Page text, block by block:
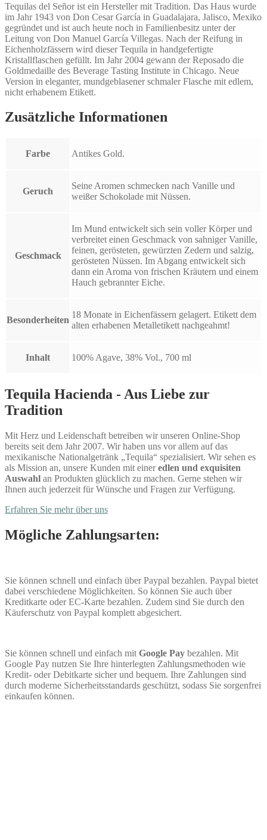
Tequilas del Señor ist ein Hersteller mit Tradition. Das Haus wurde
im Jahr 1943 von Don Cesar García in Guadalajara, Jalisco, Mexiko
gegründet und ist auch heute noch in Familienbesitz unter der
Leitung von Don Manuel García Villegas. Nach der Reifung in
Eichenholzfässern wird dieser Tequila in handgefertigte
Kristallflaschen gefüllt. Im Jahr 2004 gewann der Reposado die
Goldmedaille des Beverage Tasting Institute in Chicago. Neue
Version in eleganter, mundgeblasener schmaler Flasche mit edlem,
nicht erhabenem Etikett.
Zusätzliche Informationen
Farbe Antikes Gold.
Geruch
Seine Aromen schmecken nach Vanille und
weißer Schokolade mit Nüssen.
Geschmack
Im Mund entwickelt sich sein voller Körper und
verbreitet einen Geschmack von sahniger Vanille,
feinen, gerösteten, gewürzten Zedern und salzig,
gerösteten Nüssen. Im Abgang entwickelt sich
dann ein Aroma von frischen Kräutern und einem
Hauch gebrannter Eiche.
Besonderheiten
18 Monate in Eichenfässern gelagert. Etikett dem
alten erhabenen Metalletikett nachgeahmt!
Inhalt 100% Agave, 38% Vol., 700 ml
Tequila Hacienda - Aus Liebe zur
Tradition
Mit Herz und Leidenschaft betreiben wir unseren Online-Shop
bereits seit dem Jahr 2007. Wir haben uns vor allem auf das
mexikanische Nationalgetränk „Tequila“ spezialisiert. Wir sehen es
als Mission an, unsere Kunden mit eineredlen und exquisiten
Auswahl an Produkten glücklich zu machen. Gerne stehen wir
Ihnen auch jederzeit für Wünsche und Fragen zur Verfügung.
Erfahren Sie mehr über uns
Mögliche Zahlungsarten:
Sie können schnell und einfach über Paypal bezahlen. Paypal bietet
dabei verschiedene Möglichkeiten. So können Sie auch über
Kreditkarte oder EC-Karte bezahlen. Zudem sind Sie durch den
Käuferschutz von Paypal komplett abgesichert.
Sie können schnell und einfach mit Google Pay bezahlen. Mit
Google Pay nutzen Sie Ihre hinterlegten Zahlungsmethoden wie
Kredit- oder Debitkarte sicher und bequem. Ihre Zahlungen sind
durch moderne Sicherheitsstandards geschützt, sodass Sie sorgenfrei
einkaufen können.